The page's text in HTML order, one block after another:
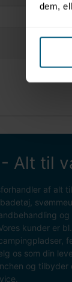
dem,
- Alt til
af alt
kunder er
os som din
og tilbyder